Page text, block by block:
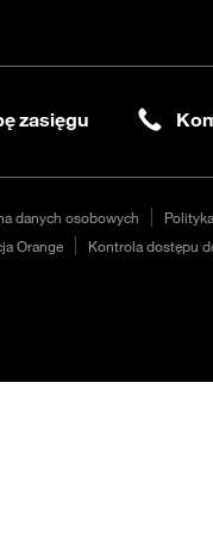
zasięgu
danych osobowych
Orange Kontrola dostępu